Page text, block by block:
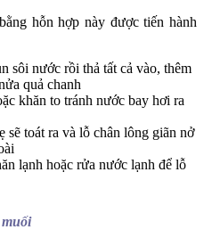
hỗn hợp này được tiến hành
sôi nước rồi thả tất cả vào, thêm
quả chanh
khăn to tránh nước bay hơi ra
sẽ toát ra và lỗ chân lông giãn nở
lạnh hoặc rửa nước lạnh để lỗ